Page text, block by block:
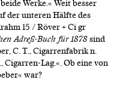
Werke.« Weit besser
der unteren Hälfte des
15 / Röver + Ci gr
Adreß-Buch für 1878sind
C. T., Cigarrenfabrik n.
Cigarren-Lag.«. Ob eine von
war?